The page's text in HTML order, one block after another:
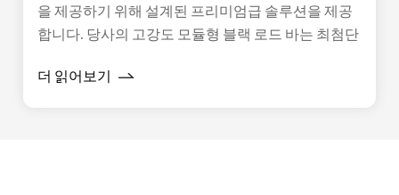
을 제공하기 위해 설계된 프리미엄급 솔루션을 제공
합니다. 당사의 고강도 모듈형 블랙 로드 바는 최첨단
을 결합하여 글로벌 공급망의 끊임없이 변화하는 요
더 읽어보기